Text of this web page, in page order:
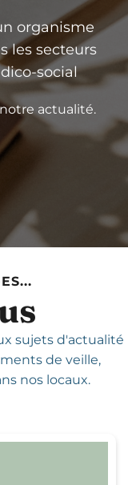
organisme
les secteurs
social
actualité.
sujets d'actualité
de veille,
nos locaux.